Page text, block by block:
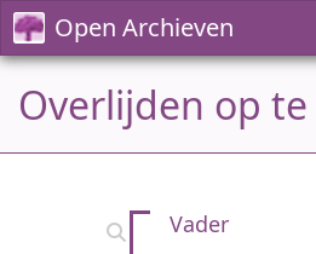
Open Archieven
Overlijden op
Vader